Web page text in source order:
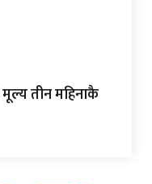
मूल्य तीन महिनाकै